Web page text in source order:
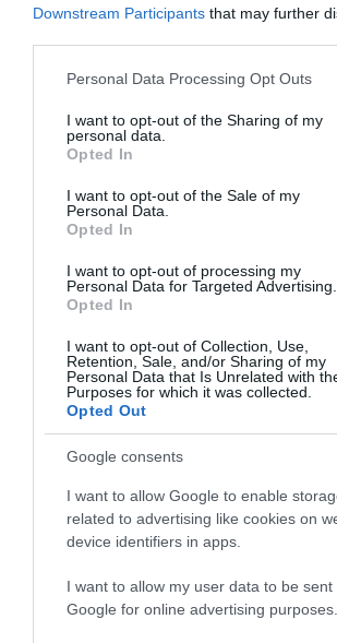
Downstream Participants that may further
Please note that this website/app uses one
not limited to your visit or usage behaviour.
grant or deny consent to Google and its
use your data for below specified purposes
consent section.
Personal Data Processing Opt Outs
I want to opt-out of the Sharing of my
personal data.
Opted In
I want to opt-out of the Sale of my
Personal Data.
Opted In
I want to opt-out of processing my
Personal Data for Targeted Advertising.
Opted In
I want to opt-out of Collection, Use,
Retention, Sale, and/or Sharing of my
Personal Data that Is Unrelated with
Purposes for which it was collected.
Opted Out
Google consents
I want to allow Google to enable
related to advertising like cookies on
device identifiers in apps.
I want to allow my user data to be sent
Google for online advertising purposes.
στα δικαστήρια για τις
Τραγική κατάληξη είχε η
θαλάσσια εκδρομή για 57χρονο
07.08.2026 | 18:20
Βαρύ πένθος για τον εκπαιδευτικό
από την Εύβοια που έφυγε από τη
37 σπίτια κρίθηκαν
κατεδαφιστέα στο
Πόρτο Γερμενό
υπέστη